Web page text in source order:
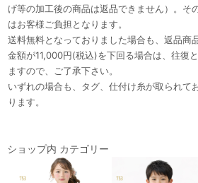
げ等の加工後の商品は返品できません）。そ
はお客様ご負担となります。
送料無料となっておりました場合も、返品商
金額が11,000円(税込)を下回る場合は、往復
ますので、ご了承下さい。
いずれの場合も、タグ、仕付け糸が取られて
ります。
ショップ内 カテゴリー